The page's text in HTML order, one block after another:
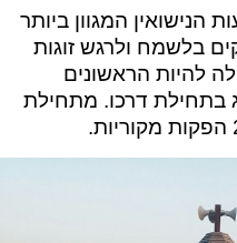
הנישואין המגוון ביותר
2011 אנו עוסקים בלשמח ולרגש זוגות
להיות הראשונים
בתחילת דרכו. מתחילת